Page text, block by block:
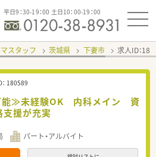
平日9：30-19：00 土日10：00-19：00
スタッフ 茨城県 下妻市 求人ID：
180589
能≫未経験OK 内科メイン 資
支援が充実
パート・アルバイト